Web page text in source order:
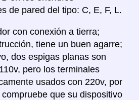
de pared del tipo: C, E, F, L.
con conexión a tierra;
tiene un buen agarre;
dos espigas planas son
pero los terminales
usados con 220v, por
que su dispositivo